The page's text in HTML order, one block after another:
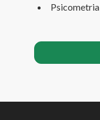
Psicometria